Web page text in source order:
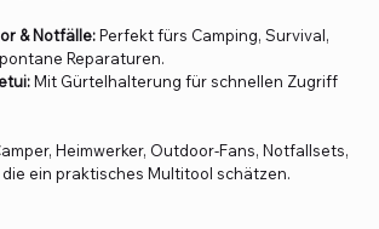
& Notfälle:Perfekt fürs Camping, Survival,
Reparaturen.
Mit Gürtelhalterung für schnellen Zugriff
Heimwerker, Outdoor-Fans, Notfallsets,
ein praktisches Multitool schätzen.